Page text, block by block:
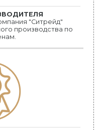
"Ситрейд"
производства по